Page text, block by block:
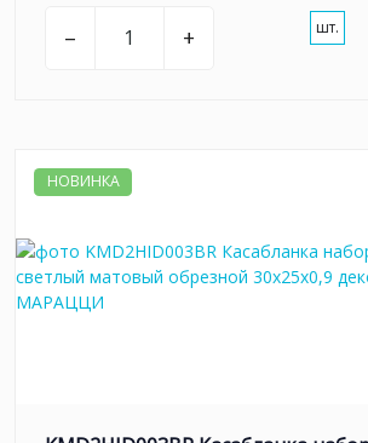
– + шт.
НОВИНКА